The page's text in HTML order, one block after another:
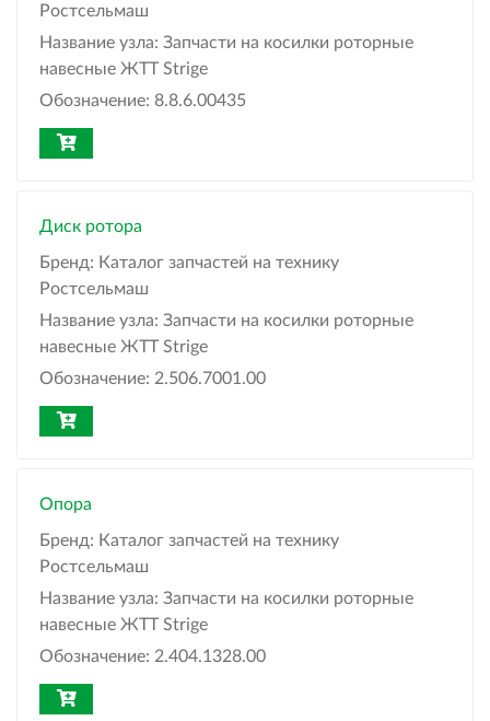
Ростсельмаш
Название узла: Запчасти на косилки роторные
навесные ЖТТ Strige
Обозначение: 8.8.6.00435
Диск ротора
Бренд: Каталог запчастей на технику
Ростсельмаш
Название узла: Запчасти на косилки роторные
навесные ЖТТ Strige
Обозначение: 2.506.7001.00
Опора
Бренд: Каталог запчастей на технику
Ростсельмаш
Название узла: Запчасти на косилки роторные
навесные ЖТТ Strige
Обозначение: 2.404.1328.00